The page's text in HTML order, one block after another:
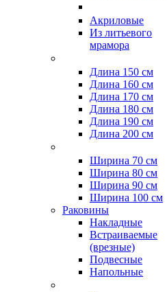
Акриловые
Из литьевого
мрамора
Длина 150 см
Длина 160 см
Длина 170 см
Длина 180 см
Длина 190 см
Длина 200 см
Ширина 70 см
Ширина 80 см
Ширина 90 см
Ширина 100 см
Раковины
Накладные
Встраиваемые
(врезные)
Подвесные
Напольные